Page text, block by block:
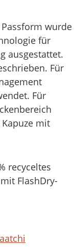
wurde
für
ausgestattet.
Für
Für
mit
recyceltes
FlashDry-